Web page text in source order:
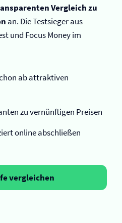
Vergleich zu
an. Die Testsieger aus
und Focus Money im
ab attraktiven
zu vernünftigen Preisen
online abschließen
vergleichen